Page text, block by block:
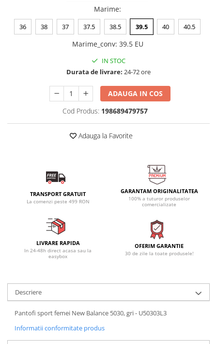
Marime:
36 38 37 37.5 38.5 39.5 40 40.5
Marime_conv: 39.5 EU
IN STOC
Durata de livrare: 24-72 ore
ADAUGA IN COS
Cod Produs: 198689479757
Adauga la Favorite
TRANSPORT GRATUIT
La comenzi peste 499 RON
GARANTAM ORIGINALITATEA
100% a tuturor produselor
comercializate
LIVRARE RAPIDA
In 24-48h direct acasa sau la
easybox
OFERIM GARANTIE
30 de zile la toate produsele!
Descriere
Pantofi sport femei New Balance 5030, gri - U50303L3
Informatii conformitate produs